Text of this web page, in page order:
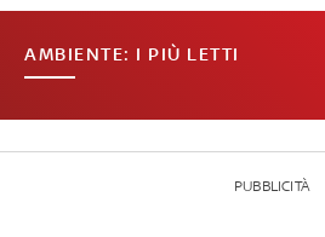
AMBIENTE: I PIÙ LETTI
PUBBLICITÀ